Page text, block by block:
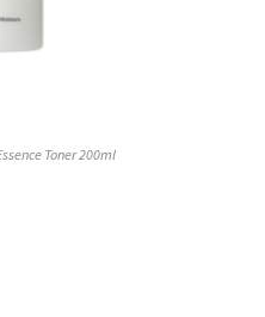
Toner 200ml